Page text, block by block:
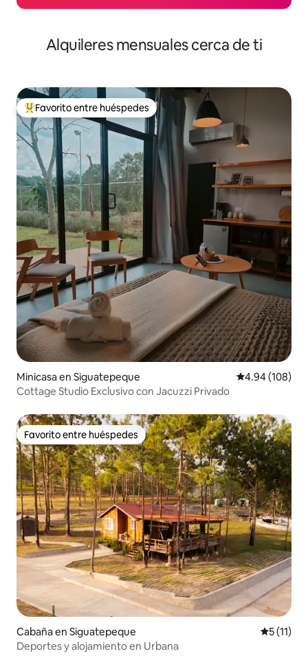
Alquileres mensuales cerca de ti
Favorito entre huéspedes preferido
Favorito entre huéspedes
Minicasa en Siguatepeque Calificación
4.94 (108)
Cottage Studio Exclusivo con Jacuzzi Privado
Favorito entre huéspedes
Favorito entre huéspedes
Cabaña en Siguatepeque
5 (11)
Deportes y alojamiento en Urbana